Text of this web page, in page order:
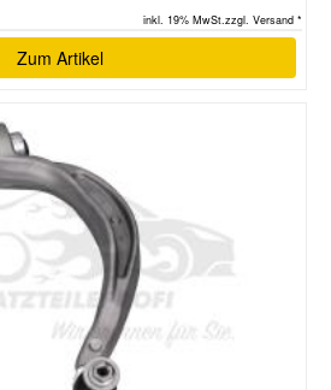
inkl. 19% MwSt.zzgl. Versand *
Zum Artikel